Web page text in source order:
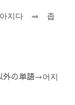
아지다 ⇒ 좁
外の単語→어지